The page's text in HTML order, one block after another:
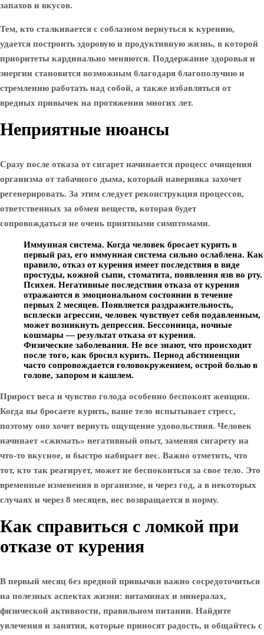
запахов и вкусов.
Тем, кто сталкивается с соблазном вернуться к курению,
удается построить здоровую и продуктивную жизнь, в которой
приоритеты кардинально меняются. Поддержание здоровья и
энергии становится возможным благодаря благополучию и
стремлению работать над собой, а также избавляться от
вредных привычек на протяжении многих лет.
Неприятные нюансы
Сразу после отказа от сигарет начинается процесс очищения
организма от табачного дыма, который наверняка захочет
регенерировать. За этим следует реконструкция процессов,
ответственных за обмен веществ, которая будет
сопровождаться не очень приятными симптомами.
Иммунная система. Когда человек бросает курить в
первый раз, его иммунная система сильно ослаблена. Как
правило, отказ от курения имеет последствия в виде
простуды, кожной сыпи, стоматита, появления язв во рту.
Психея. Негативные последствия отказа от курения
отражаются в эмоциональном состоянии в течение
первых 2 месяцев. Появляется раздражительность,
всплески агрессии, человек чувствует себя подавленным,
может возникнуть депрессия. Бессонница, ночные
кошмары — результат отказа от курения.
Физические заболевания. Не все знают, что происходит
после того, как бросил курить. Период абстиненции
часто сопровождается головокружением, острой болью в
голове, запором и кашлем.
Прирост веса и чувство голода особенно беспокоят женщин.
Когда вы бросаете курить, ваше тело испытывает стресс,
поэтому оно хочет вернуть ощущение удовольствия. Человек
начинает «сжимать» негативный опыт, заменяя сигарету на
что-то вкусное, и быстро набирает вес. Важно отметить, что
тот, кто так реагирует, может не беспокоиться за свое тело. Это
временные изменения в организме, и через год, а в некоторых
случаях и через 8 месяцев, вес возвращается в норму.
Как справиться с ломкой при
отказе от курения
В первый месяц без вредной привычки важно сосредоточиться
на полезных аспектах жизни: витаминах и минералах,
физической активности, правильном питании. Найдите
увлечения и занятия, которые приносят радость, и общайтесь с